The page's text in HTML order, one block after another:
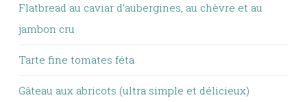
Flatbread au caviar d’aubergines, au chèvre et au
jambon cru
Tarte fine tomates féta
Gâteau aux abricots (ultra simple et délicieux)